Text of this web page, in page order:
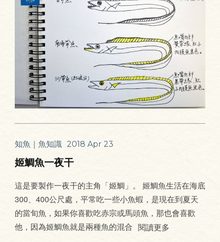
知魚｜魚知識 2018 Apr 23
姬鯛魚一夜干
這是要製作一夜干的主角「姬鯛」。 姬鯛魚生活在海底
300、400公尺處，平常吃一些小魚蝦，是現在到夏天
的當旬魚，如果你喜歡吃赤宗或馬頭魚，那也會喜歡
他，因為姬鯛魚就是兩種魚的混合 閱讀更多